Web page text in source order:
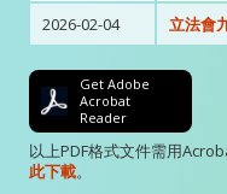
2026-02-04
立法會
Get Adobe
Acrobat
Reader
以上PDF格式文件需用
此下載。